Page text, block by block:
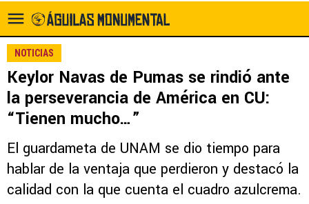
NOTICIAS
Keylor Navas de Pumas se rindió ante
la perseverancia de América en CU:
“Tienen mucho…”
El guardameta de UNAM se dio tiempo para
hablar de la ventaja que perdieron y destacó la
calidad con la que cuenta el cuadro azulcrema.